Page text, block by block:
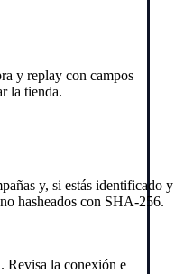
y replay con campos
la tienda.
y, si estás identificado y
hasheados con SHA-256.
Revisa la conexión e